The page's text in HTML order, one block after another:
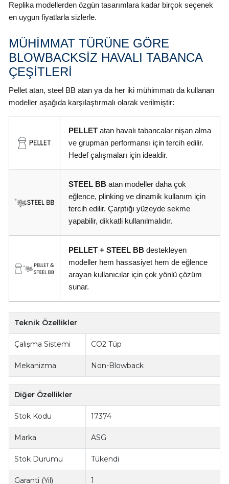
Replika modellerden özgün tasarımlara kadar birçok seçenek
en uygun fiyatlarla sizlerle.
MÜHİMMAT TÜRÜNE GÖRE
BLOWBACKSİZ HAVALI TABANCA
ÇEŞİTLERİ
Pellet atan, steel BB atan ya da her iki mühimmatı da kullanan
modeller aşağıda karşılaştırmalı olarak verilmiştir:
PELLETatan havalı tabancalar nişan alma
ve grupman performansı için tercih edilir.
Hedef çalışmaları için idealdir.
STEEL BBatan modeller daha çok
eğlence, plinking ve dinamik kullanım için
tercih edilir. Çarptığı yüzeyde sekme
yapabilir, dikkatli kullanılmalıdır.
PELLET + STEEL BBdestekleyen
modeller hem hassasiyet hem de eğlence
arayan kullanıcılar için çok yönlü çözüm
sunar.
Teknik Özellikler
Çalışma Sistemi CO2 Tüp
Mekanizma Non-Blowback
Diğer Özellikler
Stok Kodu 17374
Marka ASG
Stok Durumu Tükendi
Garanti (Yıl) 1